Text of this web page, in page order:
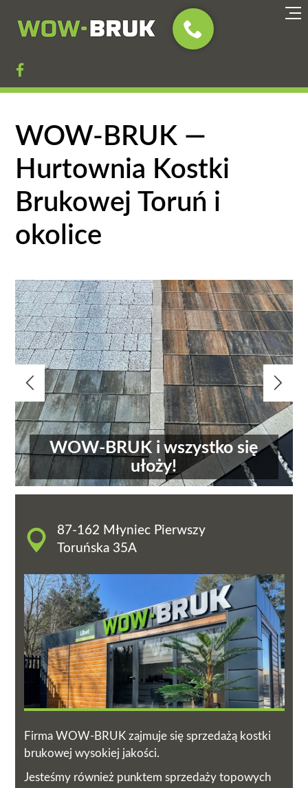

WOW-BRUK —
Hurtownia Kostki
Brukowej Toruń i
okolice
WOW-BRUK i wszystko się
ułoży!
 
87-162 Młyniec Pierwszy
Toruńska 35A
Firma WOW-BRUK zajmuje się sprzedażą kostki
brukowej wysokiej jakości.
Jesteśmy również punktem sprzedaży topowych